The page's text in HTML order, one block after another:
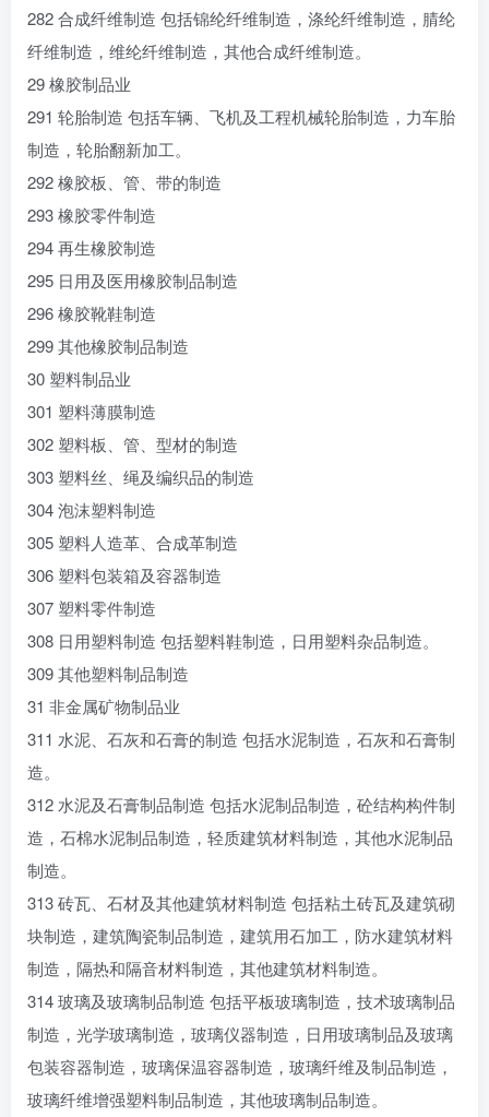
282 合成纤维制造 包括锦纶纤维制造，涤纶纤维制造，腈纶
纤维制造，维纶纤维制造，其他合成纤维制造。
29 橡胶制品业
291 轮胎制造 包括车辆、飞机及工程机械轮胎制造，力车胎
制造，轮胎翻新加工。
292 橡胶板、管、带的制造
293 橡胶零件制造
294 再生橡胶制造
295 日用及医用橡胶制品制造
296 橡胶靴鞋制造
299 其他橡胶制品制造
30 塑料制品业
301 塑料薄膜制造
302 塑料板、管、型材的制造
303 塑料丝、绳及编织品的制造
304 泡沫塑料制造
305 塑料人造革、合成革制造
306 塑料包装箱及容器制造
307 塑料零件制造
308 日用塑料制造 包括塑料鞋制造，日用塑料杂品制造。
309 其他塑料制品制造
31 非金属矿物制品业
311 水泥、石灰和石膏的制造 包括水泥制造，石灰和石膏制
造。
312 水泥及石膏制品制造 包括水泥制品制造，砼结构构件制
造，石棉水泥制品制造，轻质建筑材料制造，其他水泥制品
制造。
313 砖瓦、石材及其他建筑材料制造 包括粘土砖瓦及建筑砌
块制造，建筑陶瓷制品制造，建筑用石加工，防水建筑材料
制造，隔热和隔音材料制造，其他建筑材料制造。
314 玻璃及玻璃制品制造 包括平板玻璃制造，技术玻璃制品
制造，光学玻璃制造，玻璃仪器制造，日用玻璃制品及玻璃
包装容器制造，玻璃保温容器制造，玻璃纤维及制品制造，
玻璃纤维增强塑料制品制造，其他玻璃制品制造。